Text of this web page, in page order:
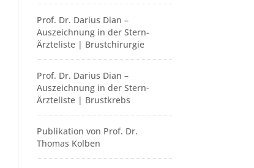
Prof. Dr. Darius Dian –
Auszeichnung in der Stern-
Ärzteliste | Brustchirurgie
Prof. Dr. Darius Dian –
Auszeichnung in der Stern-
Ärzteliste | Brustkrebs
Publikation von Prof. Dr.
Thomas Kolben